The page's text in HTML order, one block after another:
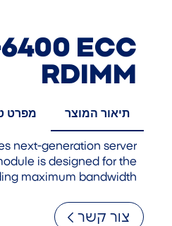
ECC
RDIMM
תיאור המוצר מפרט
next-generation server
is designed for the
maximum bandwidth.
צור קשר